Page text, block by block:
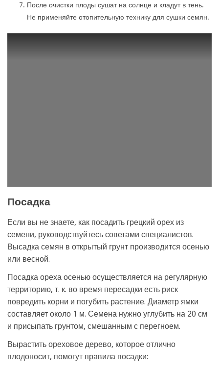
После очистки плоды сушат на солнце и кладут в тень.
Не применяйте отопительную технику для сушки семян.
Посадка
Если вы не знаете, как посадить грецкий орех из
семени, руководствуйтесь советами специалистов.
Высадка семян в открытый грунт производится осенью
или весной.
Посадка ореха осенью осуществляется на регулярную
территорию, т. к. во время пересадки есть риск
повредить корни и погубить растение. Диаметр ямки
составляет около 1 м. Семена нужно углубить на 20 см
и присыпать грунтом, смешанным с перегноем.
Вырастить ореховое дерево, которое отлично
плодоносит, помогут правила посадки: